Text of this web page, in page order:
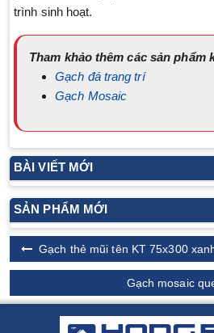
trình sinh hoạt.
Tham khảo thêm các sản phẩm
Gạch đá trang trí
Gạch Mosaic
BÀI VIẾT MỚI
SẢN PHẨM MỚI
Gạch thẻ mũi tên KT 75x300
Gạch mosaic